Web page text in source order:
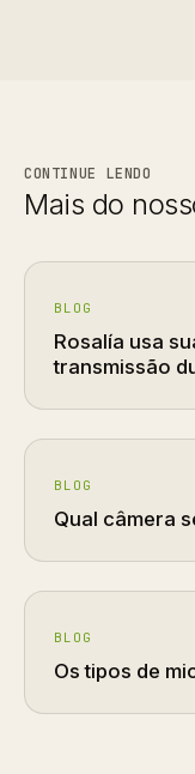
CONTINUE LENDO
Mais do
BLOG
Rosalía usa
transmissão
BLOG
Qual câmera
BLOG
Os tipos de